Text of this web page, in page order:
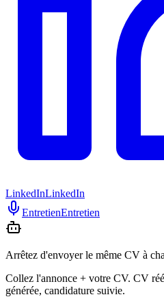
LinkedInLinkedIn
EntretienEntretien
Arrêtez d'envoyer le même CV à
Collez l'annonce + votre CV. CV
générée, candidature suivie.